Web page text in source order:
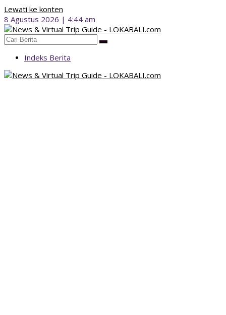
Lewati ke konten
8 Agustus 2026 | 4:44 am
Indeks Berita